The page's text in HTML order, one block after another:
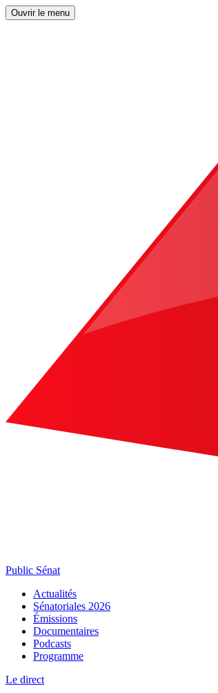
Ouvrir le menu
Public Sénat
Actualités
Sénatoriales 2026
Émissions
Documentaires
Podcasts
Programme
Le direct